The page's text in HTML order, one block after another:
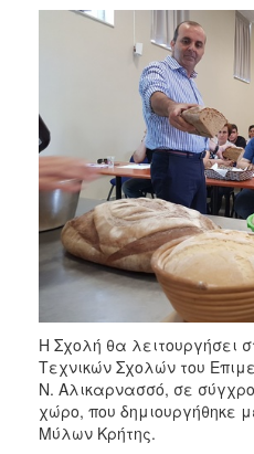
Η Σχολή θα λειτουργήσει
Τεχνικών Σχολών του
Ν. Αλικαρνασσό, σε
χώρο, που δημιουργήθηκε
Μύλων Κρήτης.